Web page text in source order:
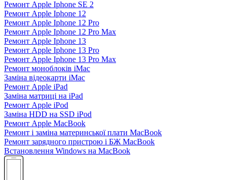
Ремонт Apple Iphone SE 2
Ремонт Apple Iphone 12
Ремонт Apple Iphone 12 Pro
Ремонт Apple Iphone 12 Pro Max
Ремонт Apple Iphone 13
Ремонт Apple Iphone 13 Pro
Ремонт Apple Iphone 13 Pro Max
Ремонт моноблоків iMac
Заміна відеокарти iMac
Ремонт Apple iPad
Заміна матриці на iPad
Ремонт Apple iPod
Заміна HDD на SSD iPod
Ремонт Apple MacBook
Ремонт і заміна материнської плати MacBook
Ремонт зарядного пристрою і БЖ MacBook
Встановлення Windows на MacBook